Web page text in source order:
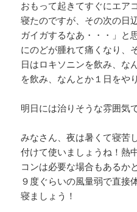
おもって起きてすぐにエア
寝たのですが、その次の日
ガイガするなあ・・・」と
にのどが腫れて痛くなり、
日はロキソニンを飲み、な
を飲み、なんとか１日をや
明日には治りそうな雰囲気
みなさん、夜は暑くて寝苦
付けて使いましょうね！熱
コンは必要な場合もあるか
９度ぐらいの風量弱で直接
寝ましょう！